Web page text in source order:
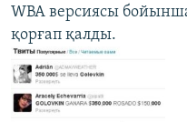
WBA версиясы
қорғап қалды.